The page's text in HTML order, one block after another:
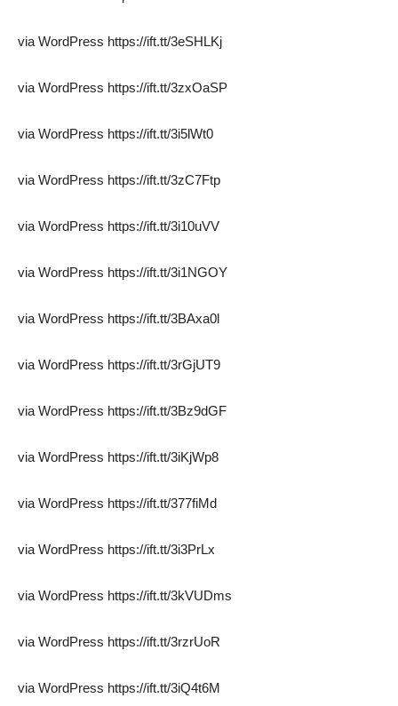
via WordPress https://ift.tt/3eSHLKj
via WordPress https://ift.tt/3zxOaSP
via WordPress https://ift.tt/3i5lWt0
via WordPress https://ift.tt/3zC7Ftp
via WordPress https://ift.tt/3i10uVV
via WordPress https://ift.tt/3i1NGOY
via WordPress https://ift.tt/3BAxa0l
via WordPress https://ift.tt/3rGjUT9
via WordPress https://ift.tt/3Bz9dGF
via WordPress https://ift.tt/3iKjWp8
via WordPress https://ift.tt/377fiMd
via WordPress https://ift.tt/3i3PrLx
via WordPress https://ift.tt/3kVUDms
via WordPress https://ift.tt/3rzrUoR
via WordPress https://ift.tt/3iQ4t6M